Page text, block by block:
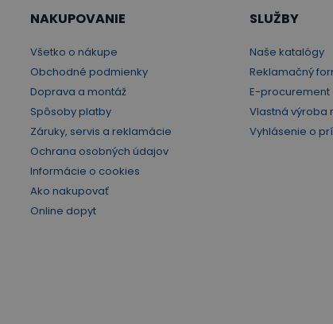
NAKUPOVANIE
Všetko o nákupe
Obchodné podmienky
Doprava a montáž
Spôsoby platby
Záruky, servis a reklamácie
Ochrana osobných údajov
Informácie o cookies
Ako nakupovať
Online dopyt
SLUŽBY
Naše katalógy
Reklamačný
E-procurement
Vlastná výroba
Vyhlásenie o